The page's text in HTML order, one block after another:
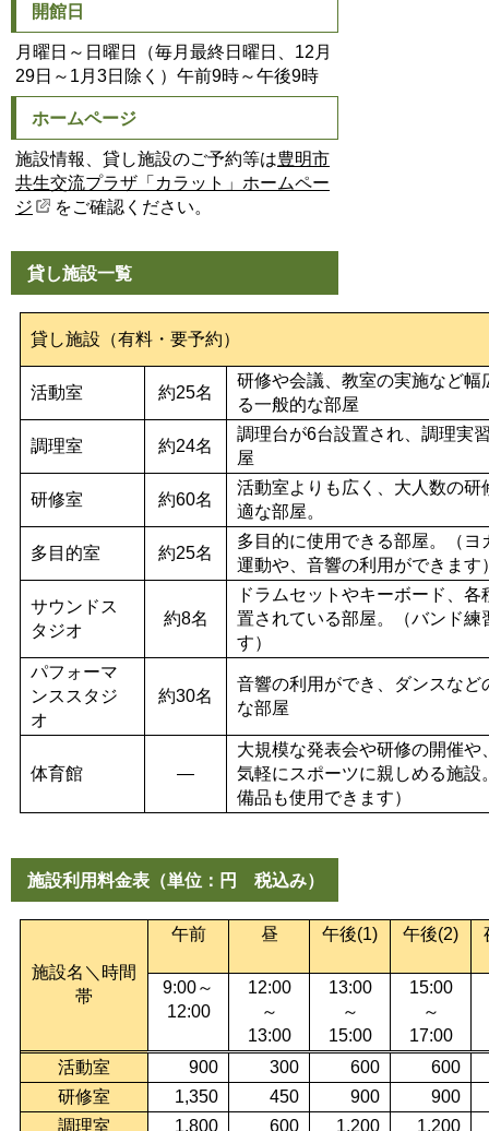
開館日
月曜日～日曜日（毎月最終日曜日、12月
29日～1月3日除く）午前9時～午後9時
ホームページ
施設情報、貸し施設のご予約等は豊明市
共生交流プラザ「カラット」ホームペー
ジ
をご確認ください。
貸し施設一覧
貸し施設（有料・要予約）
活動室 約25名
研修や会議、教室の実施など幅
る一般的な部屋
調理室 約24名
調理台が6台設置され、調理実
屋
研修室 約60名
活動室よりも広く、大人数の研
適な部屋。
多目的室 約25名
多目的に使用できる部屋。（ヨ
運動や、音響の利用ができます
サウンドス
タジオ
約8名
ドラムセットやキーボード、各
置されている部屋。（バンド練
す）
パフォーマ
ンススタジ
オ
約30名
音響の利用ができ、ダンスなど
な部屋
体育館 ―
大規模な発表会や研修の開催や
気軽にスポーツに親しめる施設
備品も使用できます）
施設利用料金表（単位：円 税込み）
施設名＼時間
帯
午前 昼 午後(1) 午後(2)
9:00～
12:00
12:00
～
13:00
13:00
～
15:00
15:00
～
17:00
活動室
900 300 600
600
研修室
1,350 450 900
900
調理室
1,800 600 1,200 1,200